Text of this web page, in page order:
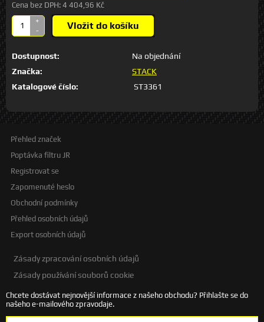
Cena bez DPH: 4 404,96 Kč
+
-
Vložit do košíku
Dostupnost:
Na objednání
Značka:
STACK
Katalogové číslo:
ST3361
Přehled značek
Poptávka filtru JR
Registrovat se
Zapomenuté heslo
Obchodní podmínky
Přehled osobních údajů
Export osobních údajů
Zásady zpracování osobních údajů
Zásady používání souborů cookie
Chcete dostávat nejnovější informace z našeho obchodu? Přihlašte se do
našeho e-mailového zpravodaje.